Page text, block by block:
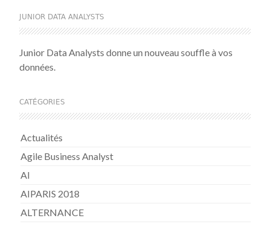
JUNIOR DATA ANALYSTS
Junior Data Analysts donne un nouveau souffle à vos
données.
CATÉGORIES
Actualités
Agile Business Analyst
AI
AIPARIS 2018
ALTERNANCE